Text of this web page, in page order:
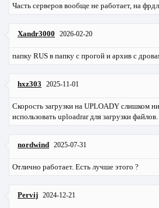
Часть серверов вообще не работает, на
Xandr3000 2026-02-20
папку RUS в папку с прогой и архив с
hxz303 2025-11-01
Скорость загрузки на UPLOADY слишком
использовать uploadrar для загрузки
nordwind 2025-07-31
Отлично работает. Есть лучше этого ?
Pervij 2024-12-21